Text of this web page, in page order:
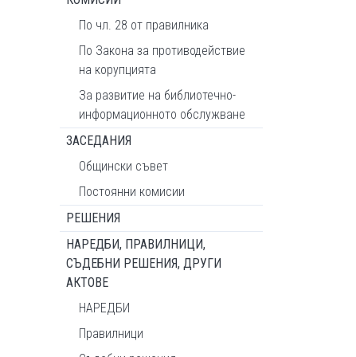
По чл. 28 от правилника
По Закона за противодействие
на корупцията
За развитие на библиотечно-
информационното обслужване
ЗАСЕДАНИЯ
Общински съвет
Постоянни комисии
РЕШЕНИЯ
НАРЕДБИ, ПРАВИЛНИЦИ,
СЪДЕБНИ РЕШЕНИЯ, ДРУГИ
АКТОВЕ
НАРЕДБИ
Правилници